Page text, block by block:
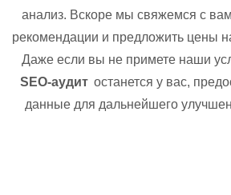
анализ. Вскоре мы свяжемся с
рекомендации и предложить цены
Даже если вы не примете наши
SEO-аудит останется у вас,
данные для дальнейшего